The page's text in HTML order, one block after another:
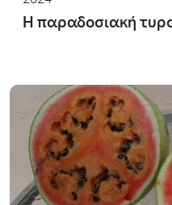
Η παραδοσιακή